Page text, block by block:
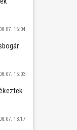
16:04
15:03
13:17